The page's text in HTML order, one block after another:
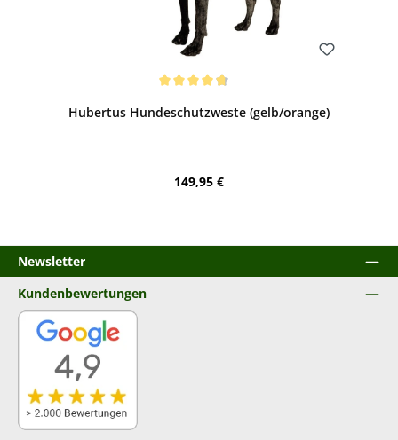
Hubertus Hundeschutzweste (gelb/orange)
Regulärer Preis:
149,95 €
Newsletter
Kundenbewertungen